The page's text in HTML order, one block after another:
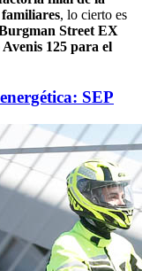
familiares, lo cierto es
Street EX
Avenis 125 para el
SEP